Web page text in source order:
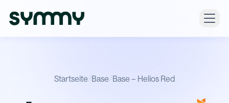
Startseite/Base/Base – Helios Red